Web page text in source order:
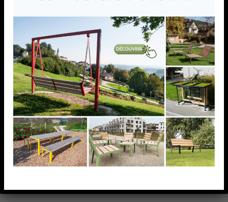
CREUSE ,EMBOUT
POUR
D33,7MM,AISI316
BROSSE
DEMI-SPHERE CREUSE
,EMBOUT POUR
D33,7MM,AISI316 BROSSE
AJOUTER À MA
LISTE
DEMI-SPHERE
CREUSE ,EMBOUT
POUR
D42,4MM,AISI316
BROSSE
DEMI-SPHERE CREUSE
,EMBOUT POUR
D42,4MM,AISI316 BROSSE
AJOUTER À MA
LISTE